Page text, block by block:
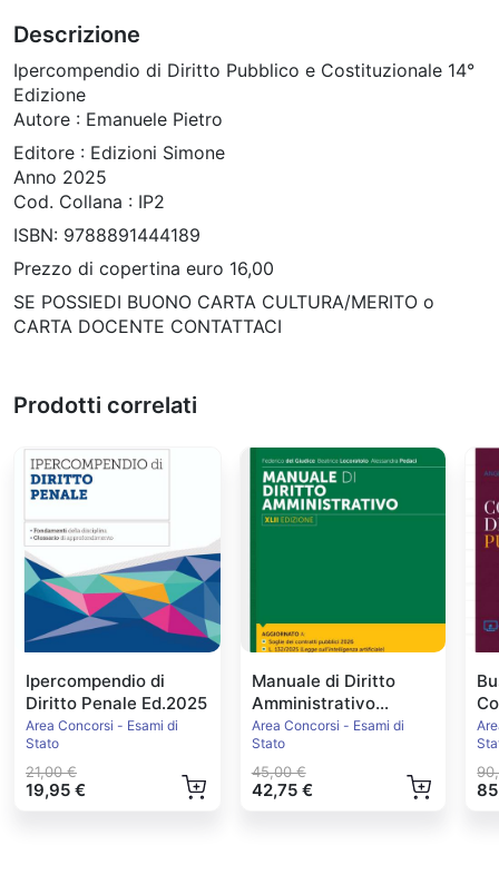
Descrizione
Ipercompendio di Diritto Pubblico e Costituzionale 14°
Edizione
Autore : Emanuele Pietro
Editore : Edizioni Simone
Anno 2025
Cod. Collana : IP2
ISBN: 9788891444189
Prezzo di copertina euro 16,00
SE POSSIEDI BUONO CARTA CULTURA/MERITO o
CARTA DOCENTE CONTATTACI
Prodotti correlati
Ipercompendio di
Diritto Penale Ed.2025
Area Concorsi - Esami di
Stato
21,00 €
19,95 €
Manuale di Diritto
Amministrativo
Ed.2026
Area Concorsi - Esami di
Stato
45,00 €
42,75 €